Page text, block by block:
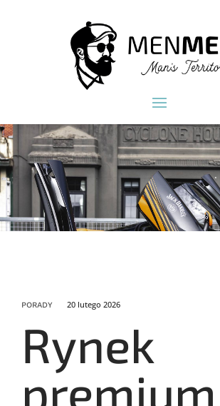
PORADY 20 lutego 2026
Rynek
premium